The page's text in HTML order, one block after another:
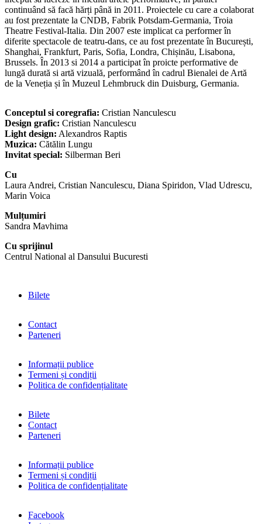
continuând să facă hărți până in 2011. Proiectele cu care a colaborat
au fost prezentate la CNDB, Fabrik Potsdam-Germania, Troia
Theatre Festival-Italia. Din 2007 este implicat ca performer în
diferite spectacole de teatru-dans, ce au fost prezentate în București,
Shanghai, Frankfurt, Paris, Sofia, Londra, Chișinău, Lisabona,
Brussels. În 2013 si 2014 a participat în proicte performative de
lungă durată si artă vizuală, performând în cadrul Bienalei de Artă
de la Veneția și în Muzeul Lehmbruck din Duisburg, Germania.
Conceptul si coregrafia: Cristian Nanculescu
Design grafic: Cristian Nanculescu
Light design: Alexandros Raptis
Muzica: Cătălin Lungu
Invitat special: Silberman Beri
Cu
Laura Andrei, Cristian Nanculescu, Diana Spiridon, Vlad Udrescu,
Marin Voica
Mulțumiri
Sandra Mavhima
Cu sprijinul
Centrul National al Dansului Bucuresti
Bilete
Contact
Parteneri
Informații publice
Termeni și condiții
Politica de confidențialitate
Bilete
Contact
Parteneri
Informații publice
Termeni și condiții
Politica de confidențialitate
Facebook